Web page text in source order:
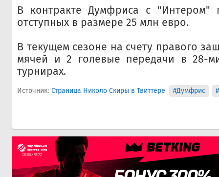
В контракте Думфриса с "Интером"
отступных в размере 25 млн евро.
В текущем сезоне на счету правого
мячей и 2 голевые передачи в 28-
турнирах.
Источник: Страница Николо Скиры в Твиттере #Думфрис